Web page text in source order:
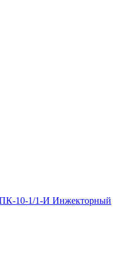
10-1/1-И Инжекторный